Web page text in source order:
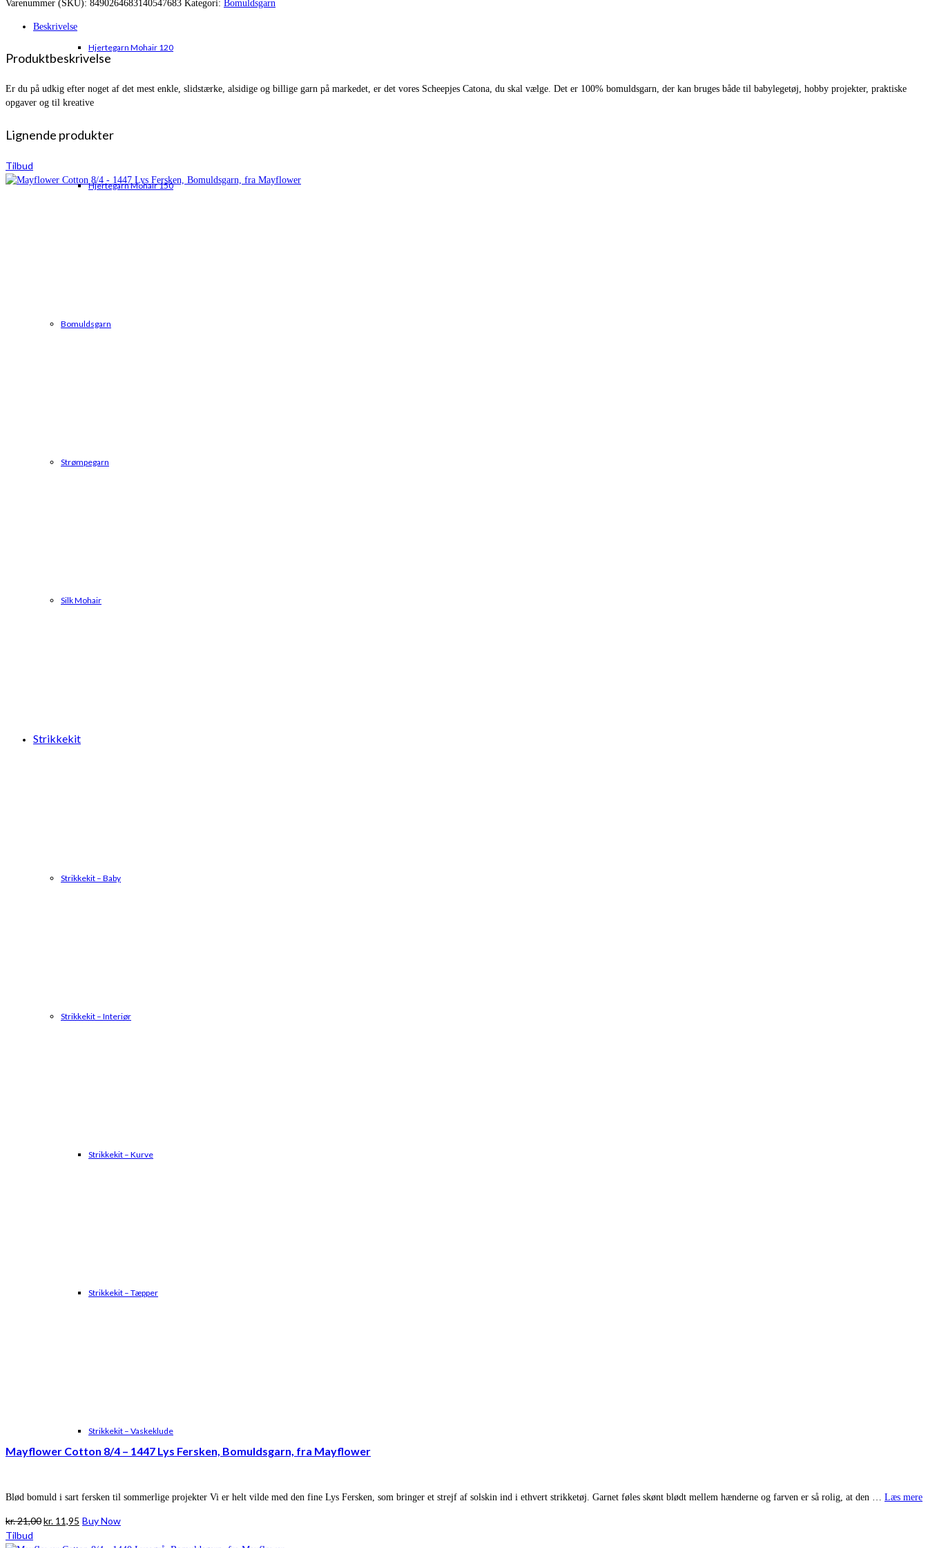
Hjertegarn Mohair 120
Hjertegarn Mohair 150
Bomuldsgarn
Strømpegarn
Silk Mohair
Strikkekit
Strikkekit – Baby
Strikkekit – Interiør
Strikkekit – Kurve
Strikkekit – Tæpper
Strikkekit – Vaskeklude
var:
er:
Varenummer (SKU): 8490264683140547683 Kategori: Bomuldsgarn
Beskrivelse
Produktbeskrivelse
Er du på udkig efter noget af det mest enkle, slidstærke, alsidige og billige garn på markedet, er det vores Scheepjes Catona, du skal vælge. Det er 100% bomuldsgarn, der kan bruges både til babylegetøj, hobby projekter, praktiske
opgaver og til kreative
Lignende produkter
Tilbud
Mayflower Cotton 8/4 – 1447 Lys Fersken, Bomuldsgarn, fra Mayflower
Blød bomuld i sart fersken til sommerlige projekter Vi er helt vilde med den fine Lys Fersken, som bringer et strejf af solskin ind i ethvert strikketøj. Garnet føles skønt blødt mellem hænderne og farven er så rolig, at den … Læs mere
kr.21,00Den
kr. 11,95 Den
Buy Now
Tilbud